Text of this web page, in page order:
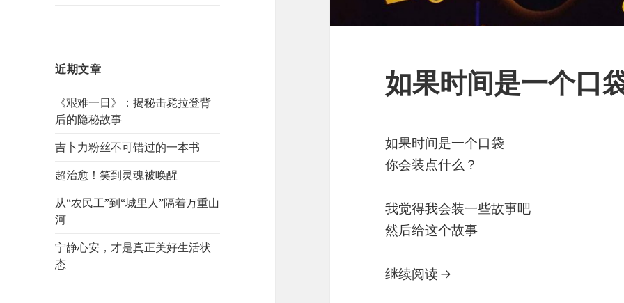
近期文章
《艰难一日》：揭秘击毙拉登背
后的隐秘故事
吉卜力粉丝不可错过的一本书
超治愈！笑到灵魂被唤醒
从“农民工”到“城里人”隔着万重山
河
宁静心安，才是真正美好生活状
态
如果时间是一个口
如果时间是一个口袋
你会装点什么？
我觉得我会装一些故事吧
然后给这个故事
继续阅读如果时间是一个口袋